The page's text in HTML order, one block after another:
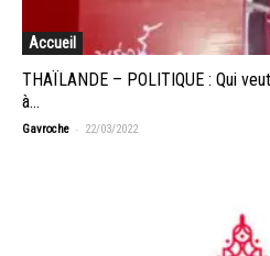
Accueil
THAÏLANDE – POLITIQUE : Qui
à...
Gavroche - 22/03/2022